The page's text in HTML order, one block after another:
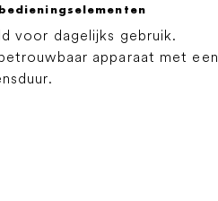
voor dagelijks gebruik.
apparaat met een